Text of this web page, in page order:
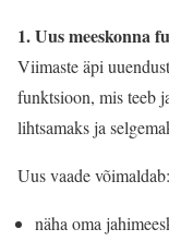
1. Uus meeskonna
Viimaste äpi
funktsioon, mis teeb
lihtsamaks ja
Uus vaade võimaldab:
näha oma